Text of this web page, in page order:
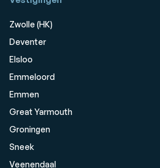
Zwolle (HK)
Deventer
Elsloo
Emmeloord
Emmen
Great Yarmouth
Groningen
Sneek
Veenendaal